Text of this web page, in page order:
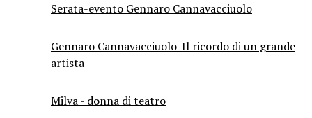
Serata-evento Gennaro Cannavacciuolo
Gennaro Cannavacciuolo_Il ricordo di un grande
artista
Milva - donna di teatro